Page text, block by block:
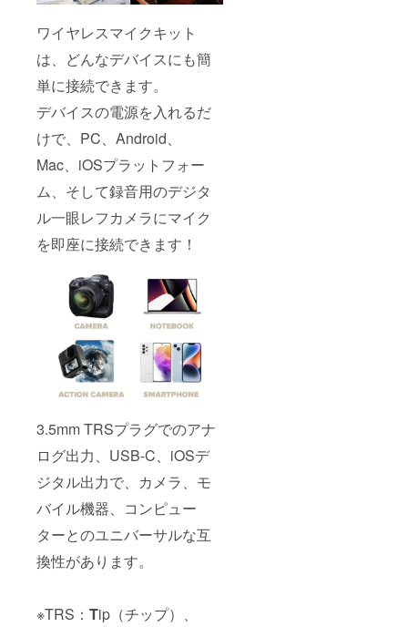
ワイヤレスマイクキット
は、どんなデバイスにも簡
単に接続できます。
デバイスの電源を入れるだ
けで、PC、Android、
Mac、iOSプラットフォー
ム、そして録音用のデジタ
ル一眼レフカメラにマイク
を即座に接続できます！
3.5mm TRSプラグでのアナ
ログ出力、USB-C、iOSデ
ジタル出力で、カメラ、モ
バイル機器、コンピュー
ターとのユニバーサルな互
換性があります。
※TRS： Tip（チップ）、